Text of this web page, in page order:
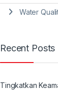
Water
Recent Posts
Tingkatkan